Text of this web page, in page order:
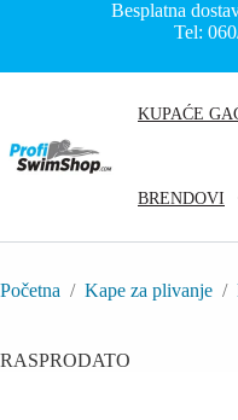
Besplatna
Tel:
KUPAĆE
BRENDOVI
Početna / Kape za plivanje /
RASPRODATO